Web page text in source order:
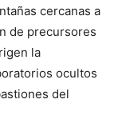
cercanas a
de precursores
la
ocultos
del